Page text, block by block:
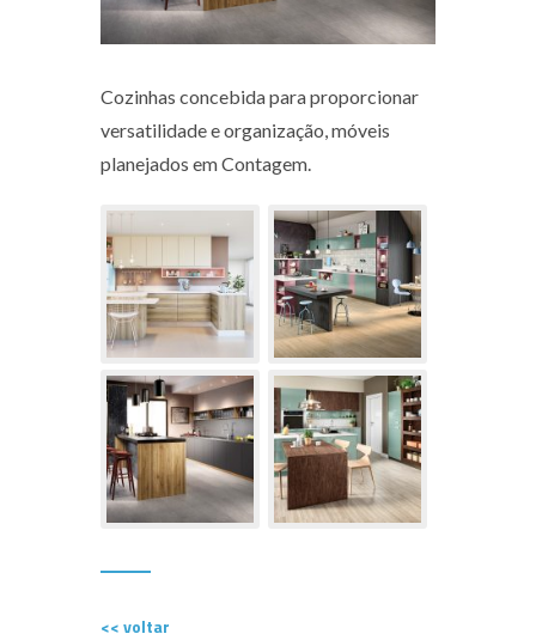
Cozinhas concebida para proporcionar
versatilidade e organização, móveis
planejados em Contagem.
<< voltar